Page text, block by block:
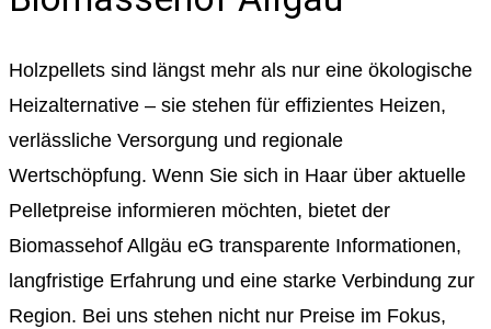
Holzpellets sind längst mehr als nur eine ökologische
Heizalternative – sie stehen für effizientes Heizen,
verlässliche Versorgung und regionale
Wertschöpfung. Wenn Sie sich in Haar über aktuelle
Pelletpreise informieren möchten, bietet der
Biomassehof Allgäu eG transparente Informationen,
langfristige Erfahrung und eine starke Verbindung zur
Region. Bei uns stehen nicht nur Preise im Fokus,